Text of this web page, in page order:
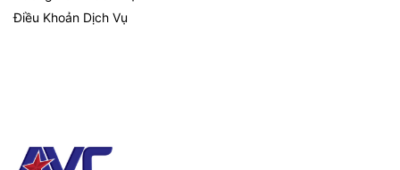
Điều Khoản Dịch Vụ